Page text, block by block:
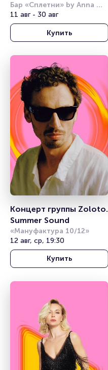
Бар «Сплетни» by Anna
Asti
11 авг - 30 авг
Купить
Концерт группы Zoloto.
Summer Sound
«Мануфактура 10/12»
12 авг, ср, 19:30
Купить